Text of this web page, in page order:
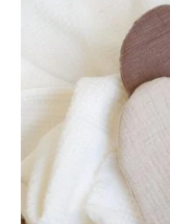
Spacery i podróże
Dekoracje i zabawa
Ubranka
Kolekcje